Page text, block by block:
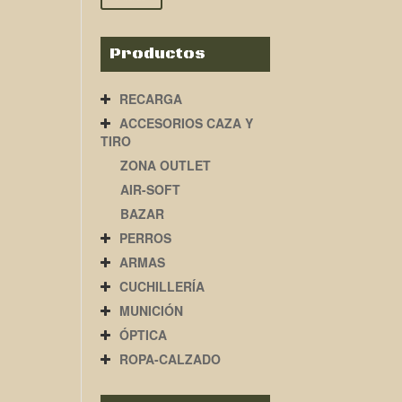
Productos
RECARGA
ACCESORIOS CAZA Y
TIRO
ZONA OUTLET
AIR-SOFT
BAZAR
PERROS
ARMAS
CUCHILLERÍA
MUNICIÓN
ÓPTICA
ROPA-CALZADO